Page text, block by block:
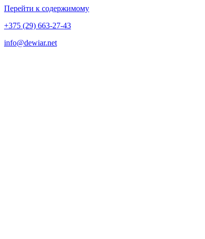
Перейти к содержимому
+375 (29) 663-27-43
info@dewiar.net